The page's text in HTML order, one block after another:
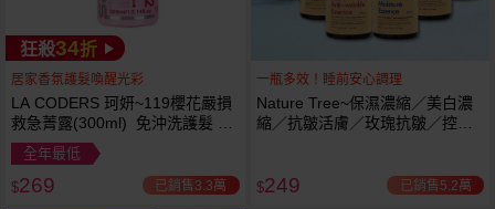
狂殺34折
居家香氛護髮喚醒光彩
LA CODERS 珂妍~119櫻花嚴損
救急菁露(300ml) 免沖洗護髮 蕾
舒法克
全年最低
$269 已銷售3.3萬
一瓶多效！睡前安心調理
Nature Tree~保濕濃縮／美白濃
縮／抗皺活膚／玫瑰抗皺／控油
$249 已銷售5.2萬